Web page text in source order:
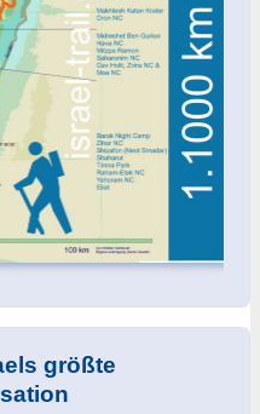
größte